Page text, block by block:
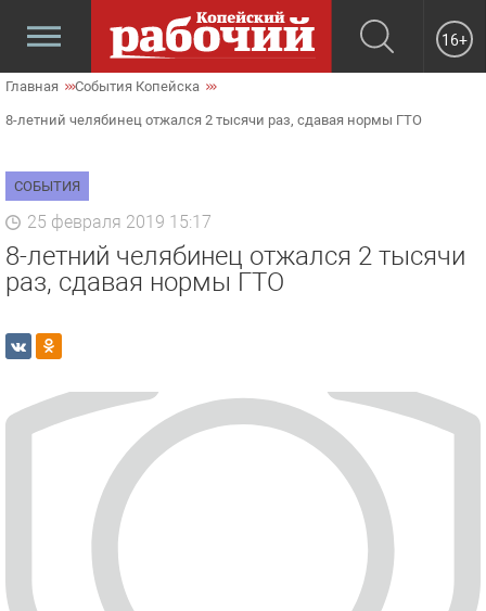
16+
Главная События Копейска
8-летний челябинец отжался 2 тысячи раз, сдавая нормы ГТО
СОБЫТИЯ
25 февраля 2019 15:17
8-летний челябинец отжался 2 тысячи
раз, сдавая нормы ГТО